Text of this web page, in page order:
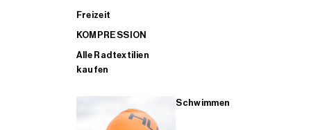
Freizeit
KOMPRESSION
Alle Radtextilien
kaufen
Schwimmen